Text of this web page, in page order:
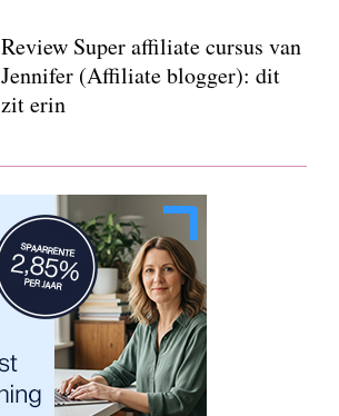
Review Super affiliate cursus van
Jennifer (Affiliate blogger): dit
zit erin